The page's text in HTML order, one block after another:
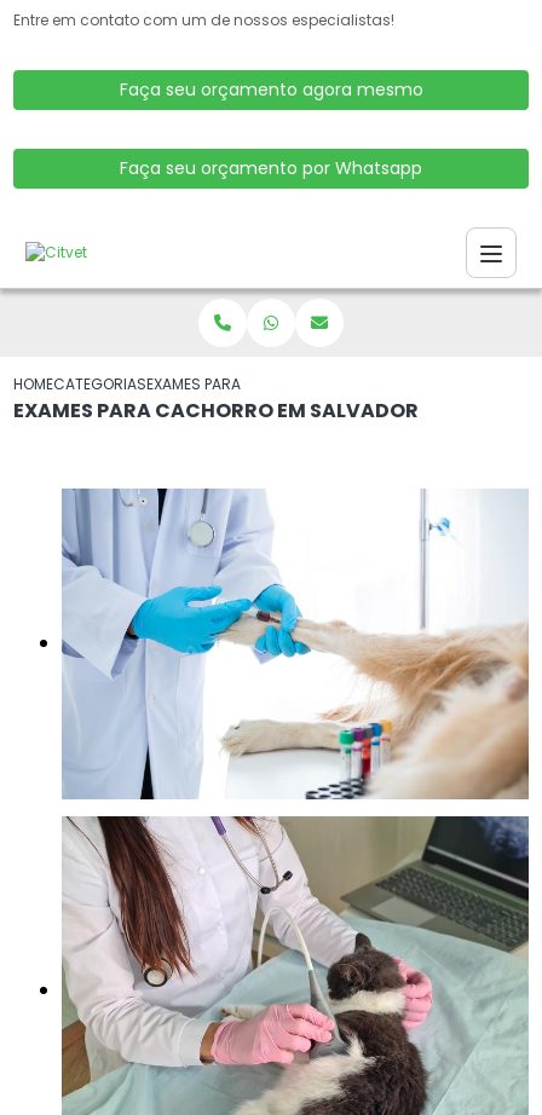
Entre em contato com um de nossos especialistas!
Faça seu orçamento agora mesmo
Faça seu orçamento por Whatsapp
HOMECATEGORIASEXAMES PARA CACHORRO EM SALVADOR
EXAMES PARA CACHORRO EM SALVADOR